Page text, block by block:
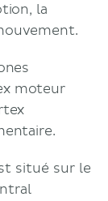
la
moteur
situé sur le